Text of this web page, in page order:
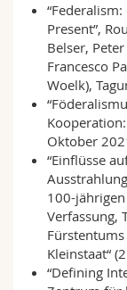
Present”,
Belser,
Francesco
Woelk),
Oktober
“Einflüsse
100-
Verfassung,
Kleinstaat“
“Defining